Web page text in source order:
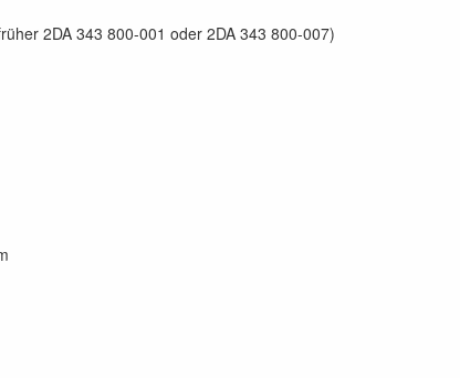
2DA 343 800-001 oder 2DA 343 800-007)